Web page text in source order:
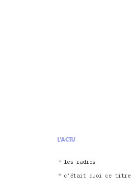
L'ACTU
les radios
c’était quoi ce titre